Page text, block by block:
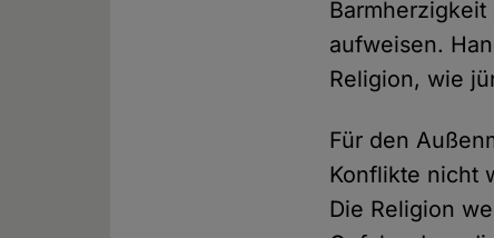
aufweisen.
Religion, wie
Für den
Konflikte nicht
Die Religion